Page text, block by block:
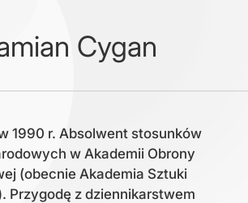
Cygan
1990 r. Absolwent stosunków
w Akademii Obrony
(obecnie Akademia Sztuki
Przygodę z dziennikarstwem